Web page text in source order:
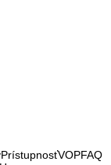
PrístupnosťVOPFAQ